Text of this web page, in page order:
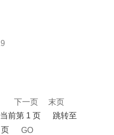
下一页
末页
当前第 1 页
跳转至
页
GO